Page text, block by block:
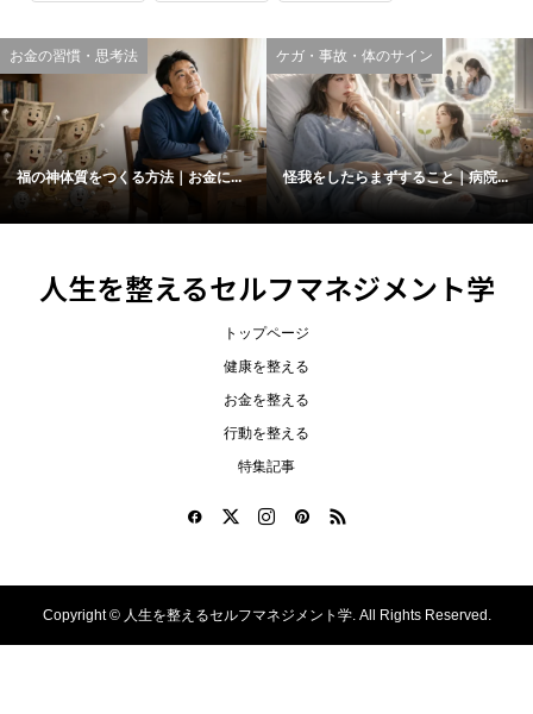
お金の習慣・思考法
福の神体質をつくる方法｜お金に...
ケガ・事故・体のサイン
怪我をしたらまずすること｜病院...
人生を整えるセルフマネジメント学
トップページ
健康を整える
お金を整える
行動を整える
特集記事
Copyright ©人生を整えるセルフマネジメント学. All Rights Reserved.